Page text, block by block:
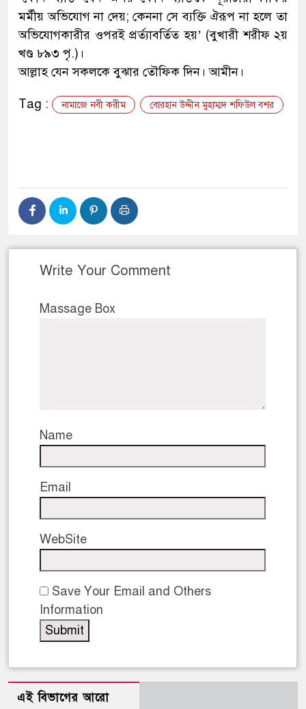
মর্মীয় অভিযোগ না দেয়; কেননা সে ব্যক্তি ঐরূপ না হলে তা
অভিযোগকারীর ওপরই প্রর্ত্যাবর্তিত হয়’ (বুখারী শরীফ ২য়
খণ্ড ৮৯৩ পৃ.)।
আল্লাহ যেন সকলকে বুঝার তৌফিক দিন। আমীন।
Tag : নামাজে নবী করীম বোরহান উদ্দীন মুহাম্মদ শফিউল বশর
Write Your Comment
Massage Box
Name
Email
WebSite
Save Your Email and Others
Information
এই বিভাগের আরো